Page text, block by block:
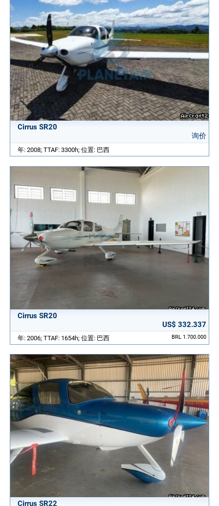
Cirrus SR20
询价
年: 2008; TTAF: 3300h; 位置: 巴西
Cirrus SR20
US$ 332.337
BRL 1.700.000
年: 2006; TTAF: 1654h; 位置: 巴西
Cirrus SR22